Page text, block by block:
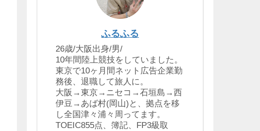
ふるふる
26歳/大阪出身/男/
10年間陸上競技をしていました。
東京で10ヶ月間ネット広告企業勤
務後、退職して旅人に。
大阪→東京→ニセコ→石垣島→西
伊豆→あば村(岡山)と、拠点を移
し全国津々浦々周ってます。
TOEIC855点、簿記、FP3級取